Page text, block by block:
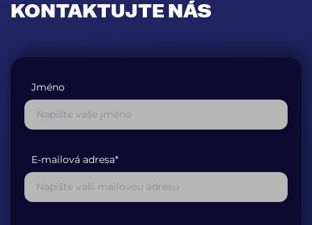
KONTAKTUJTE NÁS
Jméno
E-mailová adresa*